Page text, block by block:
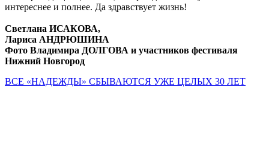
интереснее и полнее. Да здравствует жизнь!
Светлана ИСАКОВА,
Лариса АНДРЮШИНА
Фото Владимира ДОЛГОВА и участников фестиваля
Нижний Новгород
ВСЕ «НАДЕЖДЫ» СБЫВАЮТСЯ УЖЕ ЦЕЛЫХ 30 ЛЕТ